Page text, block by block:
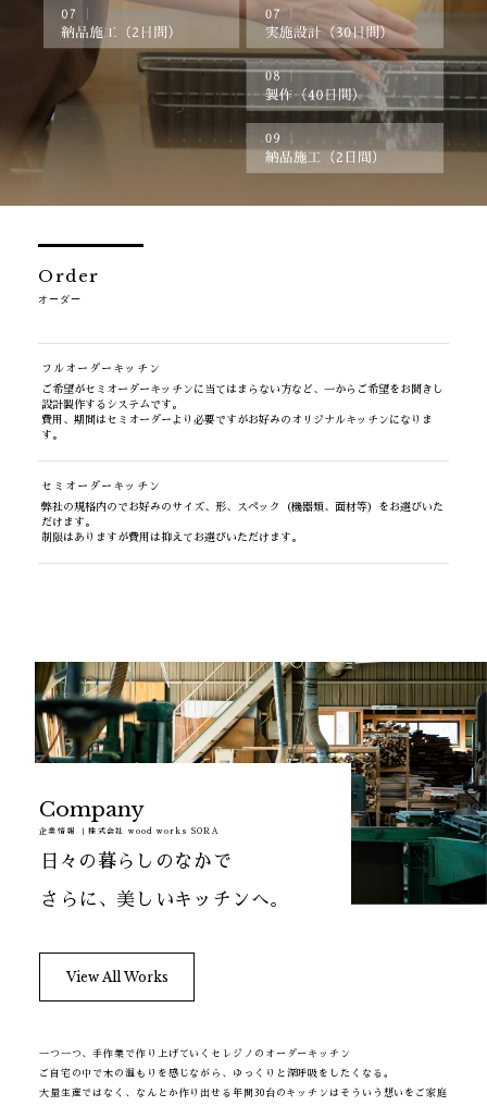
Order
オーダー
フルオーダーキッチン
ご希望がセミオーダーキッチンに当てはまらない方など、一からご希望をお聞きし
設計製作するシステムです。
費用、期間はセミオーダーより必要ですがお好みのオリジナルキッチンになりま
す。
セミオーダーキッチン
弊社の規格内のでお好みのサイズ、形、スペック（機器類、面材等）をお選びいた
だけます。
制限はありますが費用は抑えてお選びいただけます。
Company
企業情報 ｜株式会社 wood works SORA
日 々 の 暮 ら し の な か で
さ ら に、 美 し いキ ッ チ ン へ。
View All Works
一つ一つ、手作業で作り上げていくセレジノのオーダーキッチン
ご自宅の中で木の温もりを感じながら、ゆっくりと深呼吸をしたくなる。
大量生産ではなく、なんとか作り出せる年間30台のキッチンはそういう想いをご家庭